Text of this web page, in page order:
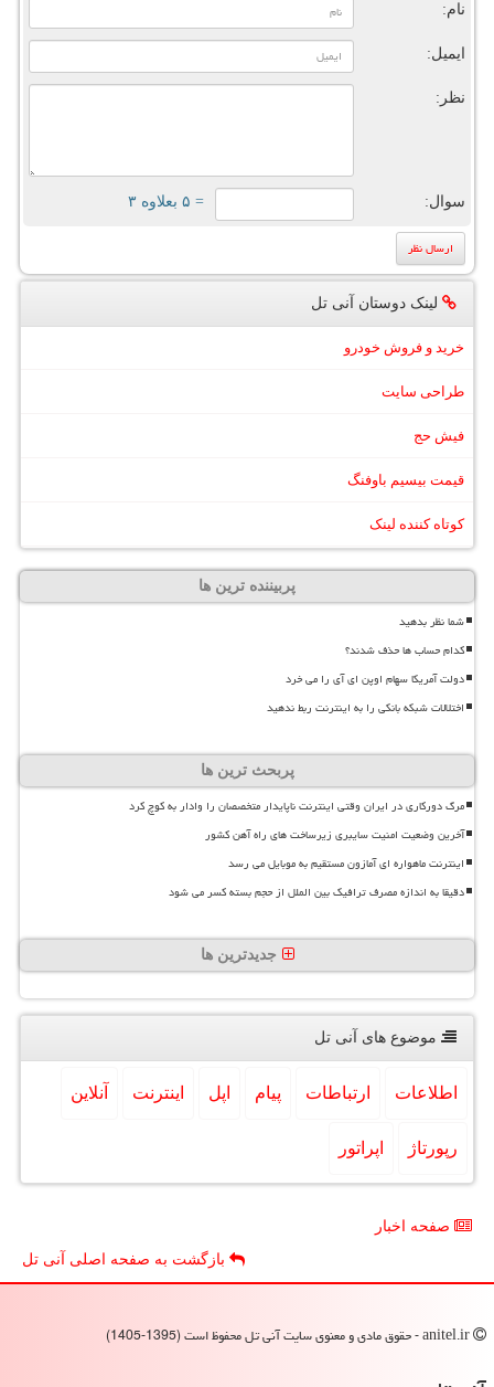
نام:
ایمیل:
نظر:
سوال: = ۵ بعلاوه ۳
لینک دوستان آنی تل
خرید و فروش خودرو
طراحی سایت
فیش حج
قیمت بیسیم باوفنگ
کوتاه کننده لینک
پربیننده ترین ها
شما نظر بدهید
کدام حساب ها حذف شدند؟
دولت آمریکا سهام اوپن ای آی را می خرد
اختلالات شبکه بانکی را به اینترنت ربط ندهید
پربحث ترین ها
مرگ دورکاری در ایران وقتی اینترنت ناپایدار متخصصان را وادار به کوچ کرد
آخرین وضعیت امنیت سایبری زیرساخت های راه آهن کشور
اینترنت ماهواره ای آمازون مستقیم به موبایل می رسد
دقیقا به اندازه مصرف ترافیک بین الملل از حجم بسته کسر می شود
جدیدترین ها
موضوع های آنی تل
اطلاعات ارتباطات پیام اپل اینترنت آنلاین
رپورتاژ اپراتور
صفحه اخبار
بازگشت به صفحه اصلی آنی تل